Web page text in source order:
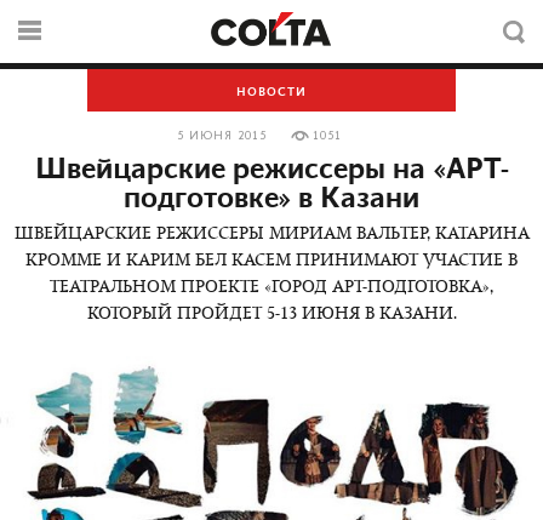
НОВОСТИ
5 ИЮНЯ 2015 1051
Швейцарские режиссеры на «АРТ-
подготовке» в Казани
ШВЕЙЦАРСКИЕ РЕЖИССЕРЫ МИРИАМ ВАЛЬТЕР, КАТАРИНА
КРОММЕ И КАРИМ БЕЛ КАСЕМ ПРИНИМАЮТ УЧАСТИЕ В
ТЕАТРАЛЬНОМ ПРОЕКТЕ «ГОРОД АРТ-ПОДГОТОВКА»,
КОТОРЫЙ ПРОЙДЕТ 5-13 ИЮНЯ В КАЗАНИ.